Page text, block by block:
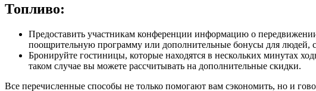
Топливо:
Предоставить участникам конференции информацию о
поощрительную программу или дополнительные бонусы для людей,
Бронируйте гостиницы, которые находятся в нескольких минутах
таком случае вы можете рассчитывать на дополнительные скидки.
Все перечисленные способы не только помогают вам сэкономить, но и